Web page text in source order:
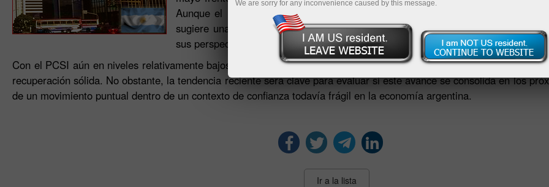
Aunque el indicador permanece claramente por debajo de la zona de alta
sugiere una mejora marginal en las percepciones de los consumidores sobre la
sus perspectivas inmediatas.
Con el PCSI aún en niveles relativamente bajos, el repunte de mayo podría interpretarse como un indicio de
recuperación sólida. No obstante, la tendencia reciente será clave para evaluar si este avance se consolida en los
de un movimiento puntual dentro de un contexto de confianza todavía frágil en la economía argentina.
Ir a la lista
We are sorry for any inconvenience caused by this message.